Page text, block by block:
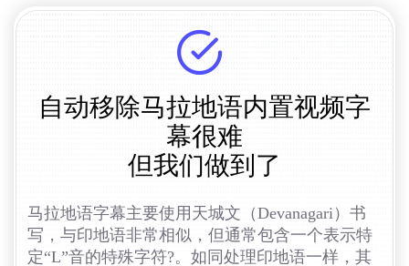
自动移除马拉地语内置视频字
幕很难
但我们做到了
马拉地语字幕主要使用天城文（Devanagari）书
写，与印地语非常相似，但通常包含一个表示特
定“L”音的特殊字符?。如同处理印地语一样，其